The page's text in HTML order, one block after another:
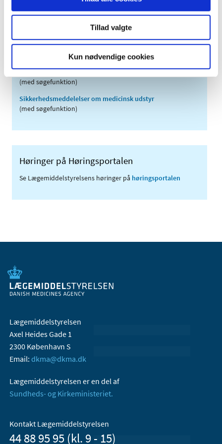
Tillad valgte
Kun nødvendige cookies
Meddelelser om forsyning af medicin til mennesker og dyr
(med søgefunktion)
Sikkerhedsmeddelelser om medicinsk udstyr
(med søgefunktion)
Høringer på Høringsportalen
Se Lægemiddelstyrelsens høringer på høringsportalen
Lægemiddelstyrelsen
Axel Heides Gade 1
2300 København S
Email: dkma@dkma.dk
Lægemiddelstyrelsen er en del af
Sundheds- og Kirkeministeriet.
Kontakt Lægemiddelstyrelsen
44 88 95 95 (kl. 9 - 15)